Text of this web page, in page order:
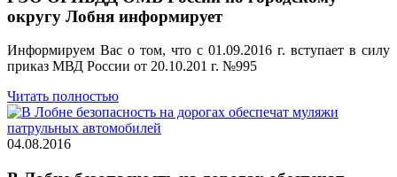
округу Лобня информирует
Информируем Вас о том, что с 01.09.2016 г. вступает в силу
приказ МВД России от 20.10.201 г. №995
Читать полностью
04.08.2016